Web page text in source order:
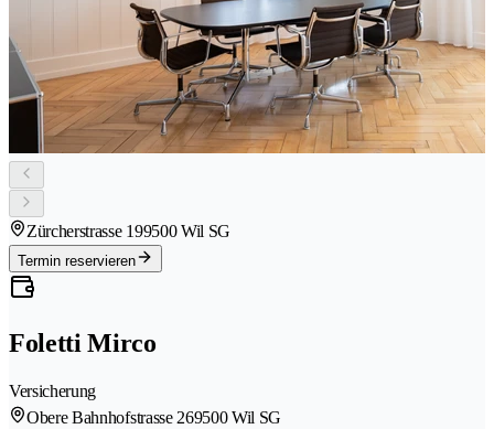
Zürcherstrasse 199500 Wil SG
Termin reservieren
Foletti Mirco
Versicherung
Obere Bahnhofstrasse 269500 Wil SG